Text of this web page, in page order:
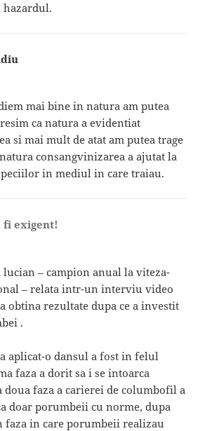
hazardul.
mai bine in natura am putea
ca natura a evidentiat
si mai mult de atat am putea trage
consangvinizarea a ajutat la
in mediul in care traiau.
fi exigent!
– campion anual la viteza-
– relata intr-un interviu video
obtina rezultate dupa ce a investit
.
aplicat-o dansul a fost in felul
faza a dorit sa i se intoarca
faza a carierei de columbofil a
doar porumbeii cu norme, dupa
faza in care porumbeii realizau